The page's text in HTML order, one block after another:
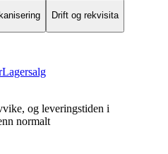
Drift og rekvisita
Lagersalg
og leveringstiden i
normalt